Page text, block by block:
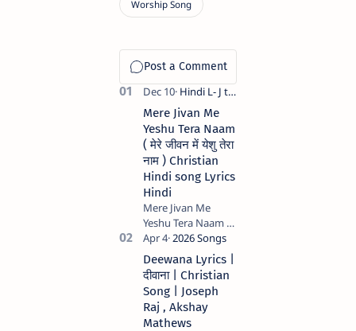
Mere Jivan Me
Yeshu Tera Naam
( मेरे जीवन में येशु तेरा
नाम ) Christian
Hindi song Lyrics
Hindi
Mere Jivan Me
Yeshu Tera Naam (
मेरे जीवन में येशु तेरा नाम )
Christian Hindi
song Lyrics Hindi
Anil Kant …
Deewana Lyrics |
दीवाना | Christian
Song | Joseph
Raj , Akshay
Mathews